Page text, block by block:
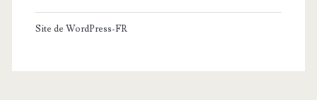
Site de WordPress-FR